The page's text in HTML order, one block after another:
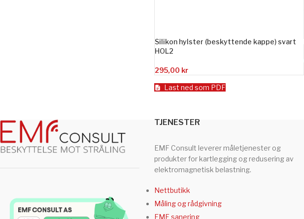
Silikon hylster (beskyttende kappe) svart
HOL2
295,00 kr
Last ned som PDF
TJENESTER
EMF Consult leverer måletjenester og
produkter for kartlegging og redusering av
elektromagnetisk belastning.
Nettbutikk
Måling og rådgivning
EMF sanering